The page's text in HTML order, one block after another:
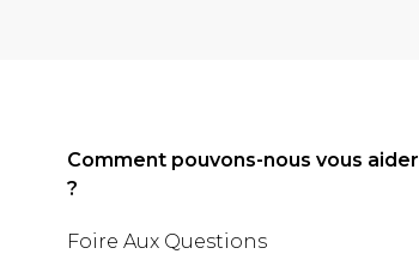
Comment pouvons-nous vous aider
?
Foire Aux Questions